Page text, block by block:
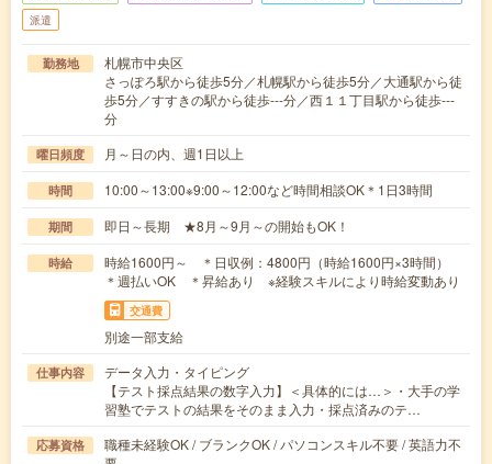
派遣
勤務地
札幌市中央区
さっぽろ駅から徒歩5分／札幌駅から徒歩5分／大通駅から徒
歩5分／すすきの駅から徒歩---分／西１１丁目駅から徒歩---
分
曜日頻度 月～日の内、週1日以上
時間 10:00～13:00※9:00～12:00など時間相談OK＊1日3時間
期間 即日～長期 ★8月～9月～の開始もOK！
時給
時給1600円～ ＊日収例：4800円（時給1600円×3時間）
＊週払いOK ＊昇給あり ※経験スキルにより時給変動あり
交通費
別途一部支給
仕事内容
データ入力・タイピング
【テスト採点結果の数字入力】＜具体的には…＞・大手の学
習塾でテストの結果をそのまま入力・採点済みのテ…
応募資格
職種未経験OK / ブランクOK / パソコンスキル不要 / 英語力不